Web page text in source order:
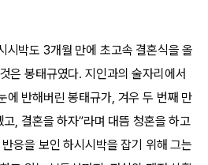
시박도 3개월 만에 초고속 결혼식을 올
은 봉태규였다. 지인과의 술자리에서
에 반해버린 봉태규가, 겨우 두 번째 만
, 결혼을 하자”라며 대뜸 청혼을 하고
응을 보인 하시시박을 잡기 위해 그는